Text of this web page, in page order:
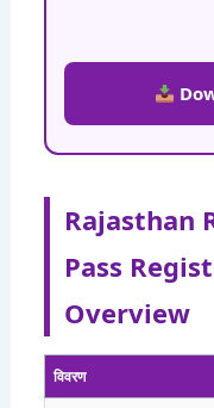
Rajasthan
Pass
Overview
विवरण